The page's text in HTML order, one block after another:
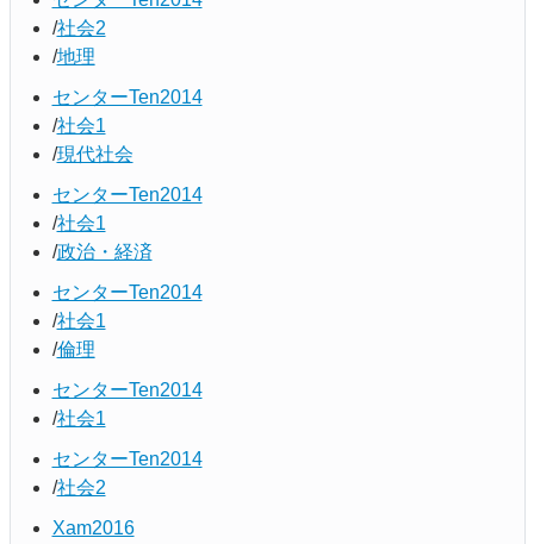
社会2
地理
センターTen2014
社会1
現代社会
センターTen2014
社会1
政治・経済
センターTen2014
社会1
倫理
センターTen2014
社会1
センターTen2014
社会2
Xam2016